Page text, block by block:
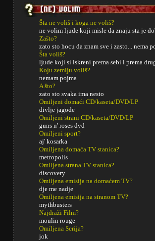
Šta ne voliš i koga ne voliš?
ne volim ljude koji misle da znaju sta je
Zašto?
zato sto hocu da znam sve i zasto... nema
Šta voliš?
ljude koji si iskreni prema sebi i prema
Koju zemlju voliš?
nemam pojma
A što?
zato sto svaka ima nesto
Omiljeni domaći CD/kaseta/DVD/LP
divlje jagode
Omiljeni strani CD/kaseta/DVD/LP
guns n' roses dvd
Omiljeni sport?
aj' kosarka
Omiljena domaća TV stanica?
metropolis
Omiljena strana TV stanica?
discovery
Omiljena emisija na domaćem TV?
dje me nadje
Omiljena emisija na stranom TV?
mythbusters
Najdraži Film?
moulin rouge
Omiljena Serija?
jok